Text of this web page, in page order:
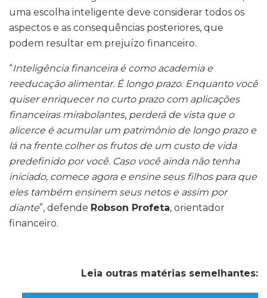
uma escolha inteligente deve considerar todos os
aspectos e as consequências posteriores, que
podem resultar em prejuízo financeiro.
“Inteligência financeira é como academia e
reeducação alimentar. É longo prazo. Enquanto você
quiser enriquecer no curto prazo com aplicações
financeiras mirabolantes, perderá de vista que o
alicerce é acumular um patrimônio de longo prazo e
lá na frente colher os frutos de um custo de vida
predefinido por você. Caso você ainda não tenha
iniciado, comece agora e ensine seus filhos para que
eles também ensinem seus netos e assim por
diante”, defende Robson Profeta, orientador
financeiro.
Leia outras matérias semelhantes: